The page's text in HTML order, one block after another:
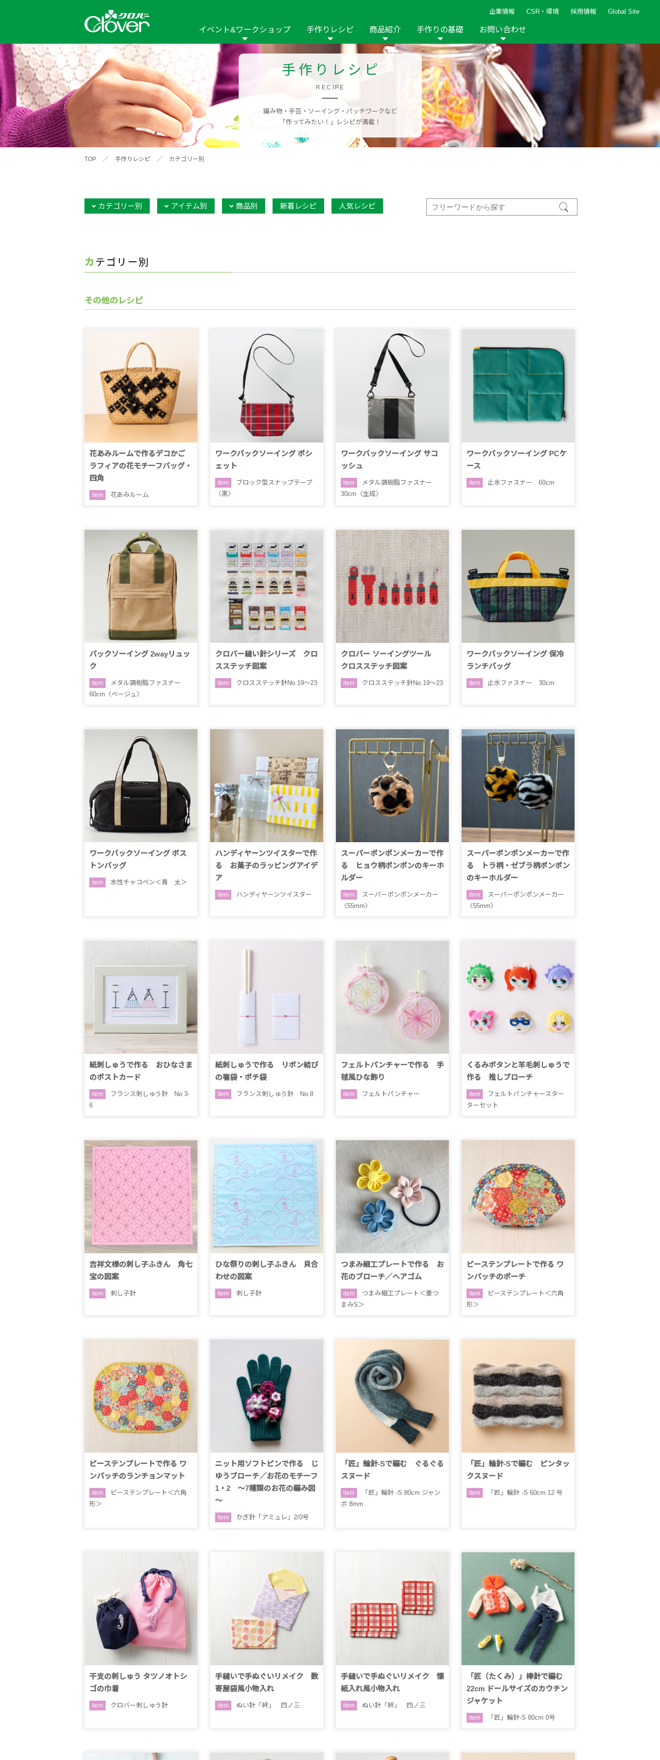
企業情報 CSR・環境 採用情報 Global Site
イベント&ワークショップ
イベント
2026年 2025年 2024年 2023年
ワークショップ
2026年 2025年 2024年
イベントレポート
手作りレシピ
カテゴリから探す
アイテムから探す ソーイング パッチワーク・キルト
布の手芸
羊毛の手芸 刺しゅう
その他
新着レシピ
人気レシピ
商品紹介
商品名や商品情報など
フリーワードで検索ができます。
新商品一覧 縫い針 ソーイング用品 ソーメニュ パッチワーク・キルト 手芸用品 編み針
編み物用品 インテリア 補修用品 おなまえつけグッズ ペーパークラフト
クロバーモチーフ ポルトボヌール
手作りの基礎
編み物ナビ ソーイングナビ その他の手作りナビ
お問い合わせ
手作りレシピ
RECIPE
編み物・手芸・ソーイング・パッチワークなど
「作ってみたい！」レシピが満載！
TOP ／ 手作りレシピ ／ カテゴリー別
カテゴリー別 アイテム別 商品別 新着レシピ 人気レシピ
カテゴリー別
その他のレシピ
花あみルームで作るデコかご
ラフィアの花モチーフバッグ・
四角
item 花あみルーム
ワークバックソーイング ポシ
ェット
item
ブロック型スナップテープ
〈黒〉
ワークバックソーイング サコ
ッシュ
item
メタル調樹脂ファスナー
30cm〈生成〉
ワークバックソーイング PCケ
ース
item 止水ファスナー 60cm
バックソーイング 2wayリュッ
ク
item
メタル調樹脂ファスナー
60cm〈ベージュ〉
クロバー縫い針シリーズ クロ
スステッチ図案
item クロスステッチ針No.19～23
クロバー ソーイングツール
クロスステッチ図案
item クロスステッチ針No.19～23
ワークバックソーイング 保冷
ランチバッグ
item 止水ファスナー 30cm
ワークバックソーイング ボス
トンバッグ
item 水性チャコペン＜青 太＞
ハンディヤーンツイスターで作
る お菓子のラッピングアイデ
ア
item ハンディヤーンツイスター
スーパーポンポンメーカーで作
る ヒョウ柄ポンポンのキーホ
ルダー
item
スーパーポンポンメーカー
〈55mm〉
スーパーポンポンメーカーで作
る トラ柄・ゼブラ柄ポンポン
のキーホルダー
item
スーパーポンポンメーカー
〈55mm〉
紙刺しゅうで作る おひなさま
のポストカード
item
フランス刺しゅう針 No.3-
6
紙刺しゅうで作る リボン結び
の箸袋・ポチ袋
item フランス刺しゅう針 No.8
フェルトパンチャーで作る 手
毬風ひな飾り
item フェルトパンチャー
くるみボタンと羊毛刺しゅうで
作る 推しブローチ
item
フェルトパンチャースター
ターセット
吉祥文様の刺し子ふきん 角七
宝の図案
item 刺し子針
ひな祭りの刺し子ふきん 貝合
わせの図案
item 刺し子針
つまみ細工プレートで作る お
花のブローチ／ヘアゴム
item
つまみ細工プレート＜菱つ
まみS＞
ピーステンプレートで作る ワ
ンパッチのポーチ
item
ピーステンプレート＜六角
形＞
ピーステンプレートで作る ワ
ンパッチのランチョンマット
item
ピーステンプレート＜六角
形＞
ニット用ソフトピンで作る じ
ゆうブローチ／お花のモチーフ
1・2 ～7種類のお花の編み図
～
item かぎ針「アミュレ」2/0号
「匠」輪針-Sで編む ぐるぐる
スヌード
item
「匠」輪針 -S 80cm ジャン
ボ 8mm
「匠」輪針-Sで編む ピンタッ
クスヌード
item 「匠」輪針 -S 60cm 12 号
干支の刺しゅう タツノオトシ
ゴの巾着
item クロバー刺しゅう針
手縫いで手ぬぐいリメイク 数
寄屋袋風小物入れ
item ぬい針「絆」 四ノ三
手縫いで手ぬぐいリメイク 懐
紙入れ風小物入れ
item ぬい針「絆」 四ノ三
「匠（たくみ）」棒針で編む
22cm ドールサイズのカウチン
ジャケット
item 「匠」輪針-S 80cm 0号